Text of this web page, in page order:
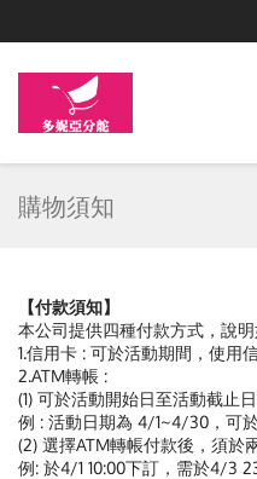
購物須知
【付款須知】
本公司提供四種付款方式，說
1.信用卡 : 可於活動期間，使用
2.ATM轉帳 :
(1) 可於活動開始日至活動截止
例 : 活動日期為 4/1~4/30，可
(2) 選擇ATM轉帳付款後，須於
例: 於4/1 10:00下訂，需於4/3